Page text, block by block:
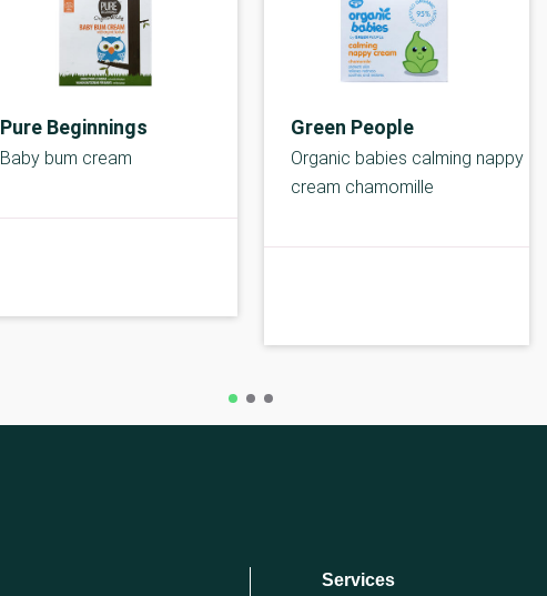
Pure Beginnings
Baby bum cream
Green People
Organic babies calming nappy
cream chamomille
Services